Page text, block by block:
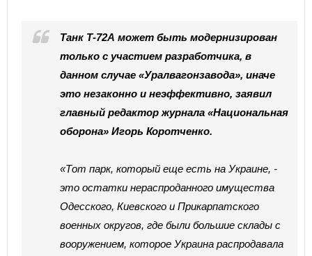
Танк Т-72А может быть модернизирован
только с участием разработчика, в
данном случае «Уралвагонзавода», иначе
это незаконно и неэффективно, заявил
главный редактор журнала «Национальная
оборона» Игорь Коротченко.
«Тот парк, который еще есть на Украине, -
это остатки нераспроданного имущества
Одесского, Киевского и Прикарпатского
военных округов, где были большие склады с
вооружением, которое Украина распродавала